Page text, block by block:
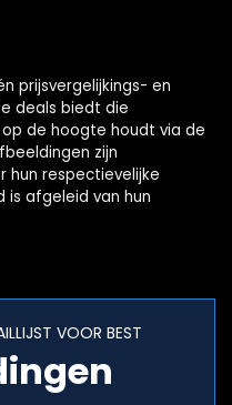
prijsvergelijkings- en
deals biedt die
de hoogte houdt via de
zijn
hun respectievelijke
is afgeleid van hun
VOOR BEST